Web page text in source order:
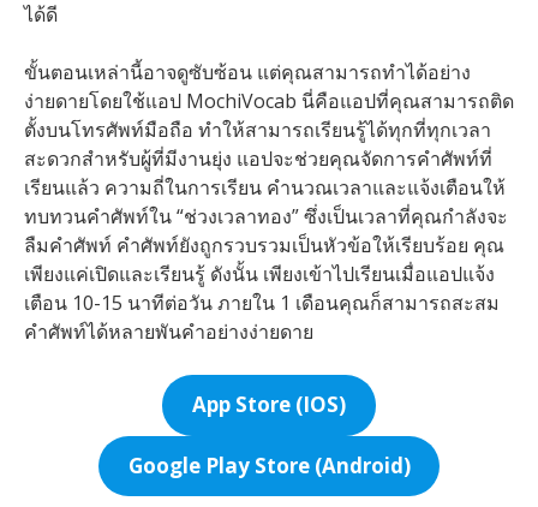
ได้ดี
ขั้นตอนเหล่านี้อาจดูซับซ้อน แต่คุณสามารถทำได้อย่าง
ง่ายดายโดยใช้แอป MochiVocab นี่คือแอปที่คุณสามารถติด
ตั้งบนโทรศัพท์มือถือ ทำให้สามารถเรียนรู้ได้ทุกที่ทุกเวลา
สะดวกสำหรับผู้ที่มีงานยุ่ง แอปจะช่วยคุณจัดการคำศัพท์ที่
เรียนแล้ว ความถี่ในการเรียน คำนวณเวลาและแจ้งเตือนให้
ทบทวนคำศัพท์ใน “ช่วงเวลาทอง” ซึ่งเป็นเวลาที่คุณกำลังจะ
ลืมคำศัพท์ คำศัพท์ยังถูกรวบรวมเป็นหัวข้อให้เรียบร้อย คุณ
เพียงแค่เปิดและเรียนรู้ ดังนั้น เพียงเข้าไปเรียนเมื่อแอปแจ้ง
เตือน 10-15 นาทีต่อวัน ภายใน 1 เดือนคุณก็สามารถสะสม
คำศัพท์ได้หลายพันคำอย่างง่ายดาย
App Store (IOS)
Google Play Store (Android)